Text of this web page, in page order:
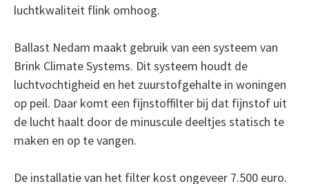
luchtkwaliteit flink omhoog.
Ballast Nedam maakt gebruik van een systeem van
Brink Climate Systems. Dit systeem houdt de
luchtvochtigheid en het zuurstofgehalte in woningen
op peil. Daar komt een fijnstoffilter bij dat fijnstof uit
de lucht haalt door de minuscule deeltjes statisch te
maken en op te vangen.
De installatie van het filter kost ongeveer 7.500 euro.